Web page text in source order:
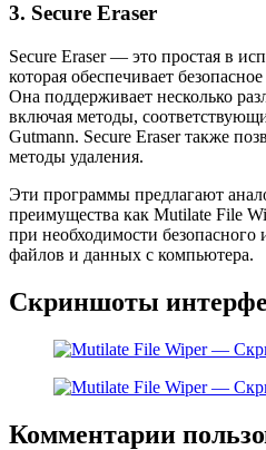
3. Secure Eraser
Secure Eraser — это простая в
которая обеспечивает
Она поддерживает несколько
включая методы,
Gutmann. Secure Eraser также
методы удаления.
Эти программы предлагают
преимущества как Mutilate File
при необходимости безопасного
файлов и данных с компьютера.
Скриншоты
Комментарии